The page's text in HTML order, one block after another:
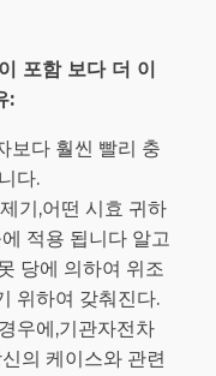
포함 보다 더 이
:
보다 훨씬 빨리 충
다.
기,어떤 시효 귀하
적용 됩니다 알고
당에 의하여 위조
위하여 갖춰진다.
우에,기관자전차
의 케이스와 관련